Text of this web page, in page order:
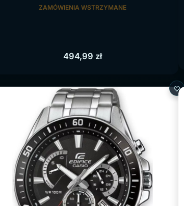
494,99 zł
ZAMÓWIENIA WSTRZYMANE